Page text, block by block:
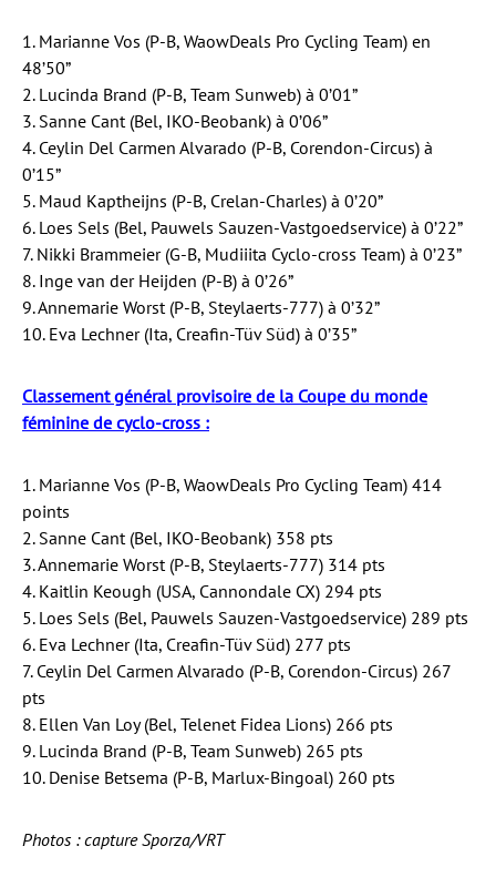
1. Marianne Vos (P-B, WaowDeals Pro Cycling Team) en
48’50”
2. Lucinda Brand (P-B, Team Sunweb) à 0’01”
3. Sanne Cant (Bel, IKO-Beobank) à 0’06”
4. Ceylin Del Carmen Alvarado (P-B, Corendon-Circus) à
0’15”
5. Maud Kaptheijns (P-B, Crelan-Charles) à 0’20”
6. Loes Sels (Bel, Pauwels Sauzen-Vastgoedservice) à 0’22”
7. Nikki Brammeier (G-B, Mudiiita Cyclo-cross Team) à 0’23”
8. Inge van der Heijden (P-B) à 0’26”
9. Annemarie Worst (P-B, Steylaerts-777) à 0’32”
10. Eva Lechner (Ita, Creafin-Tüv Süd) à 0’35”
Classement général provisoire de la Coupe du monde
féminine de cyclo-cross :
1. Marianne Vos (P-B, WaowDeals Pro Cycling Team) 414
points
2. Sanne Cant (Bel, IKO-Beobank) 358 pts
3. Annemarie Worst (P-B, Steylaerts-777) 314 pts
4. Kaitlin Keough (USA, Cannondale CX) 294 pts
5. Loes Sels (Bel, Pauwels Sauzen-Vastgoedservice) 289 pts
6. Eva Lechner (Ita, Creafin-Tüv Süd) 277 pts
7. Ceylin Del Carmen Alvarado (P-B, Corendon-Circus) 267
pts
8. Ellen Van Loy (Bel, Telenet Fidea Lions) 266 pts
9. Lucinda Brand (P-B, Team Sunweb) 265 pts
10. Denise Betsema (P-B, Marlux-Bingoal) 260 pts
Photos : capture Sporza/VRT